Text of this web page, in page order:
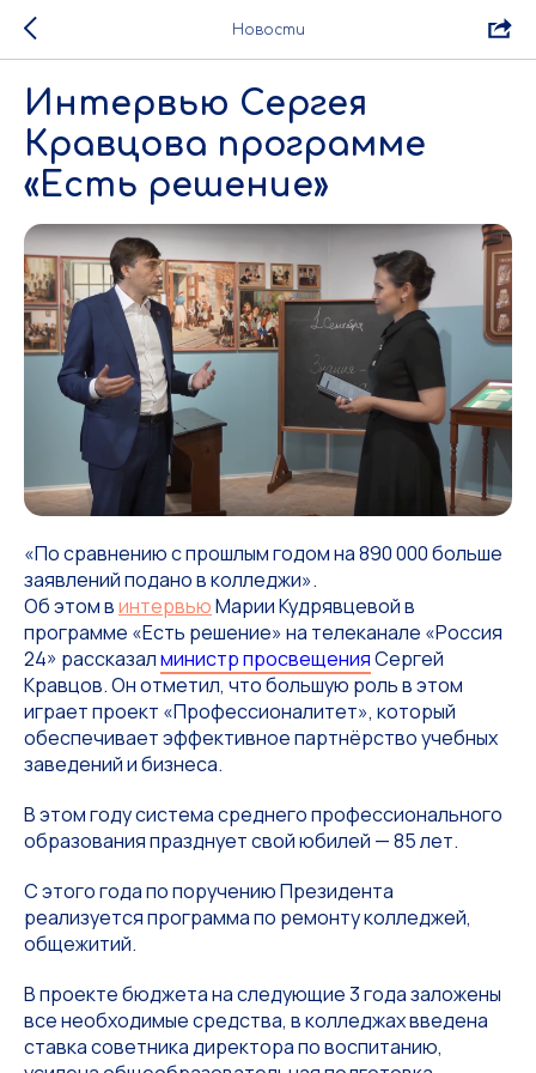
Новости
Интервью Сергея
Кравцова программе
«Есть решение»
«По сравнению с прошлым годом на 890 000 больше
заявлений подано в колледжи».
Об этом винтервьюМарии Кудрявцевой в
программе «Есть решение» на телеканале «Россия
24» рассказалминистр просвещенияСергей
Кравцов. Он отметил, что большую роль в этом
играет проект «Профессионалитет», который
обеспечивает эффективное партнёрство учебных
заведений и бизнеса.
В этом году система среднего профессионального
образования празднует свой юбилей — 85 лет.
С этого года по поручению Президента
реализуется программа по ремонту колледжей,
общежитий.
В проекте бюджета на следующие 3 года заложены
все необходимые средства, в колледжах введена
ставка советника директора по воспитанию,